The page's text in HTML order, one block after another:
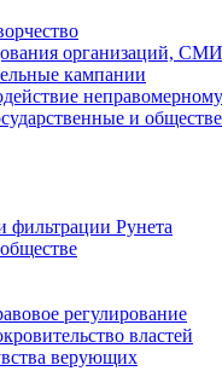
организаций,
кампании
и
фильтрации Рунета
регулирование
властей
верующих